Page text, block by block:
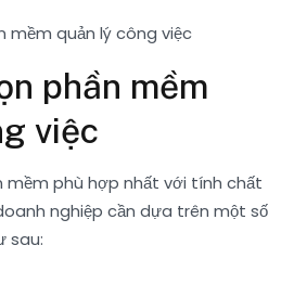
mềm quản lý công việc
phần mềm
việc
mềm phù hợp nhất với tính chất
nghiệp cần dựa trên một số
sau: